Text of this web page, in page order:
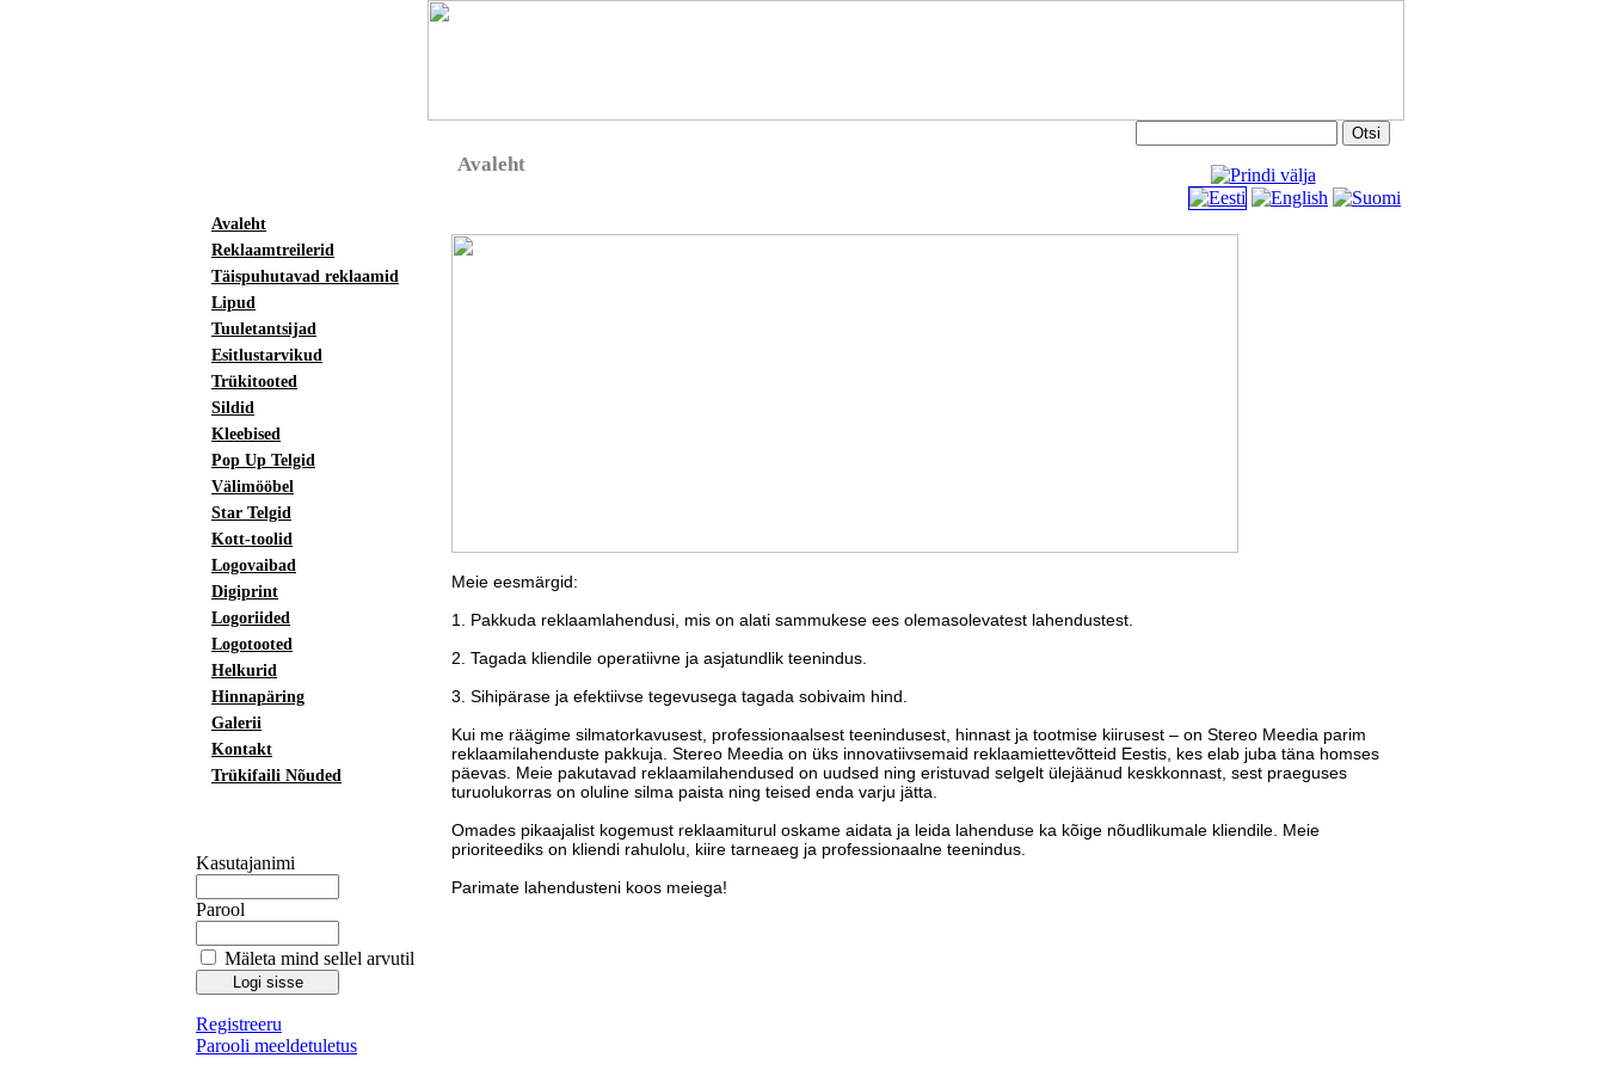
Avaleht
Avaleht
Reklaamtreilerid
Täispuhutavad reklaamid
Lipud
Tuuletantsijad
Esitlustarvikud
Trükitooted
Sildid
Kleebised
Pop Up Telgid
Välimööbel
Star Telgid
Kott-toolid
Logovaibad
Digiprint
Logoriided
Logotooted
Helkurid
Hinnapäring
Galerii
Kontakt
Trükifaili Nõuded
Kasutajanimi
Parool
Mäleta mind sellel arvutil
Registreeru
Parooli meeldetuletus
Meie eesmärgid:
1. Pakkuda reklaamlahendusi, mis on alati sammukese ees olemasolevatest lahendustest.
2. Tagada kliendile operatiivne ja asjatundlik teenindus.
3. Sihipärase ja efektiivse tegevusega tagada sobivaim hind.
Kui me räägime silmatorkavusest, professionaalsest teenindusest, hinnast ja tootmise kiirusest – on Stereo Meedia parim
reklaamilahenduste pakkuja. Stereo Meedia on üks innovatiivsemaid reklaamiettevõtteid Eestis, kes elab juba täna homses
päevas. Meie pakutavad reklaamilahendused on uudsed ning eristuvad selgelt ülejäänud keskkonnast, sest praeguses
turuolukorras on oluline silma paista ning teised enda varju jätta.
Omades pikaajalist kogemust reklaamiturul oskame aidata ja leida lahenduse ka kõige nõudlikumale kliendile. Meie
prioriteediks on kliendi rahulolu, kiire tarneaeg ja professionaalne teenindus.
Parimate lahendusteni koos meiega!